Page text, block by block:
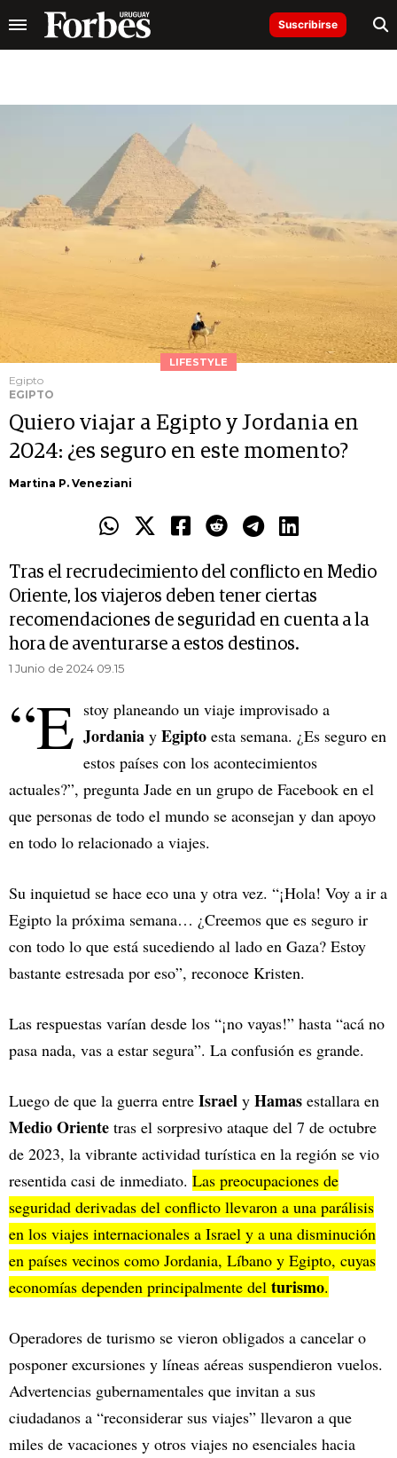
Suscribirse
LIFESTYLE
Egipto
EGIPTO
Quiero viajar a Egipto y Jordania en
2024: ¿es seguro en este momento?
Martina P. Veneziani
Tras el recrudecimiento del conflicto en Medio
Oriente, los viajeros deben tener ciertas
recomendaciones de seguridad en cuenta a la
hora de aventurarse a estos destinos.
1 Junio de 2024 09.15
“E stoy planeando un viaje improvisado a
Jordania y Egipto esta semana. ¿Es seguro en
estos países con los acontecimientos
actuales?”, pregunta Jade en un grupo de Facebook en el
que personas de todo el mundo se aconsejan y dan apoyo
en todo lo relacionado a viajes.
Su inquietud se hace eco una y otra vez. “¡Hola! Voy a ir a
Egipto la próxima semana… ¿Creemos que es seguro ir
con todo lo que está sucediendo al lado en Gaza? Estoy
bastante estresada por eso”, reconoce Kristen.
Las respuestas varían desde los “¡no vayas!” hasta “acá no
pasa nada, vas a estar segura”. La confusión es grande.
Luego de que la guerra entre Israel y Hamas estallara en
Medio Oriente tras el sorpresivo ataque del 7 de octubre
de 2023, la vibrante actividad turística en la región se vio
resentida casi de inmediato. Las preocupaciones de
seguridad derivadas del conflicto llevaron a una parálisis
en los viajes internacionales a Israel y a una disminución
en países vecinos como Jordania, Líbano y Egipto, cuyas
economías dependen principalmente del turismo.
Operadores de turismo se vieron obligados a cancelar o
posponer excursiones y líneas aéreas suspendieron vuelos.
Advertencias gubernamentales que invitan a sus
ciudadanos a “reconsiderar sus viajes” llevaron a que
miles de vacaciones y otros viajes no esenciales hacia